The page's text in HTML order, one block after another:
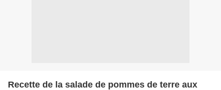
Recette de la salade de pommes de terre aux